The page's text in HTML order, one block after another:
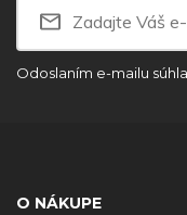
Odoslaním e-mailu
O NÁKUPE